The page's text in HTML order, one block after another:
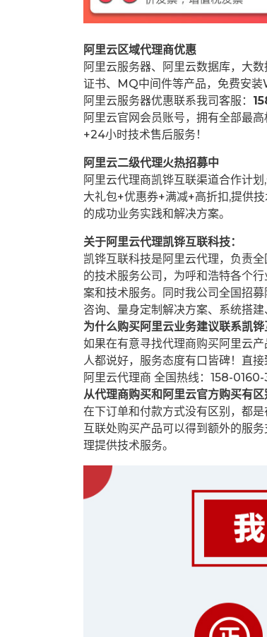
阿里云区域代理商优惠
阿里云服务器、阿里云数据库，大
证书、MQ中间件等产品，免费安
阿里云服务器优惠联系我司客服：
阿里云官网会员账号，拥有全部最
+24小时技术售后服务！
阿里云二级代理火热招募中
阿里云代理商凯铧互联渠道合作计
大礼包+优惠券+满减+高折扣,提供
的成功业务实践和解决方案。
关于阿里云代理凯铧互联科技：
凯铧互联科技是阿里云代理，负责
的技术服务公司，为呼和浩特各个
案和技术服务。同时我公司全国招
咨询、量身定制解决方案、系统搭
为什么购买阿里云业务建议联系凯铧
如果在有意寻找代理商购买阿里云
人都说好，服务态度有口皆碑！直
阿里云代理商 全国热线：158-
从代理商购买和阿里云官方购买有区
在下订单和付款方式没有区别，都
互联处购买产品可以得到额外的服
理提供技术服务。